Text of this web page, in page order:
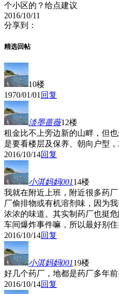
个小区的？给点建议
2016/10/11
分享到：
精选回帖
10楼
1970/01/01 回复
淡墨蔷薇12楼
租金比不上旁边新的山畔，但
是要看楼层及保养、朝向户型，
2016/10/14回复
小淇妈妈00114楼
我就在附近上班，附近很多药
厂偷排物或有机溶剂味，因为
浓浓的味道。其实制药厂也挺
车间爆炸事件嘛，所以最好别住
2016/10/14回复
小淇妈妈00119楼
好几个药厂，地都是药厂多年
2016/10/14回复